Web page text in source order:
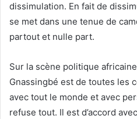
dissimulation. En fait de
se met dans une tenue de
partout et nulle part.
Sur la scène politique
Gnassingbé est de toutes les
avec tout le monde et avec
refuse tout. Il est d’accord